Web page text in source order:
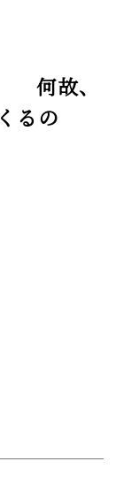
何故、
るの